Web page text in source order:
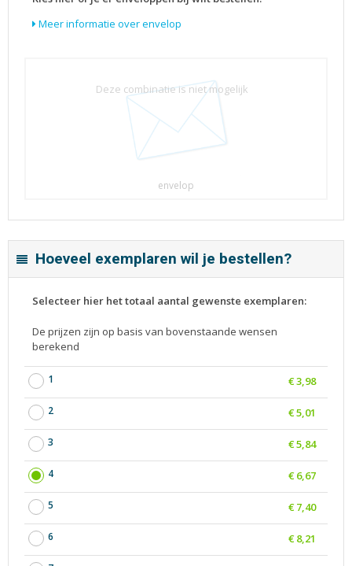
Meer informatie over envelop
envelop
Deze combinatie is niet mogelijk
Hoeveel exemplaren wil je bestellen?
Selecteer hier het totaal aantal gewenste exemplaren:
De prijzen zijn op basis van bovenstaande wensen
berekend
1
2
3
4
5
6
€ 3,98
€ 5,01
€ 5,84
€ 6,67
€ 7,40
€ 8,21